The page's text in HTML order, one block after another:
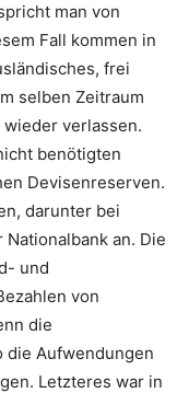
man von
Fall kommen in
frei
selben Zeitraum
verlassen.
benötigten
Devisenreserven.
darunter bei
an. Die
und
von
die
die Aufwendungen
Letzteres war in